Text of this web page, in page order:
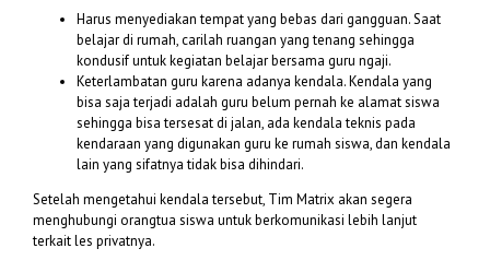
Harus menyediakan tempat yang bebas dari gangguan. Saat
belajar di rumah, carilah ruangan yang tenang sehingga
kondusif untuk kegiatan belajar bersama guru ngaji.
Keterlambatan guru karena adanya kendala. Kendala yang
bisa saja terjadi adalah guru belum pernah ke alamat siswa
sehingga bisa tersesat di jalan, ada kendala teknis pada
kendaraan yang digunakan guru ke rumah siswa, dan kendala
lain yang sifatnya tidak bisa dihindari.
Setelah mengetahui kendala tersebut, Tim Matrix akan segera
menghubungi orangtua siswa untuk berkomunikasi lebih lanjut
terkait les privatnya.